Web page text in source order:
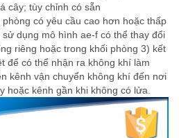
cây; tùy chỉnh có sẵn
có yêu cầu cao hơn hoặc thấp
dụng mô hình ae-f có thể thay đổi
riêng hoặc trong khối phòng 3) kết
để có thể nhận ra không khí làm
kênh vận chuyển không khí đến nơi
hoặc kênh gần khi không có lửa.